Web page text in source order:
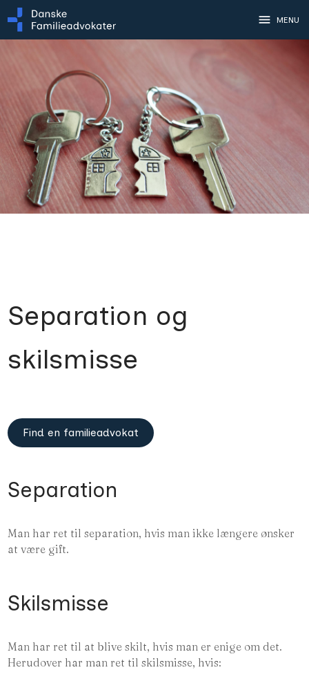
menu MENU
Separation og
skilsmisse
Find en familieadvokat
Separation
Man har ret til separation, hvis man ikke længere ønsker
at være gift.
Skilsmisse
Man har ret til at blive skilt, hvis man er enige om det.
Herudover har man ret til skilsmisse, hvis: